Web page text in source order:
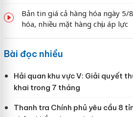
Bản tin giá cả hàng hóa ngày
hóa, nhiều mặt hàng chịu áp lực
Bài đọc nhiều
Hải quan khu vực V: Giải quyết
khai trong 7 tháng
Thanh tra Chính phủ yêu cầu 8